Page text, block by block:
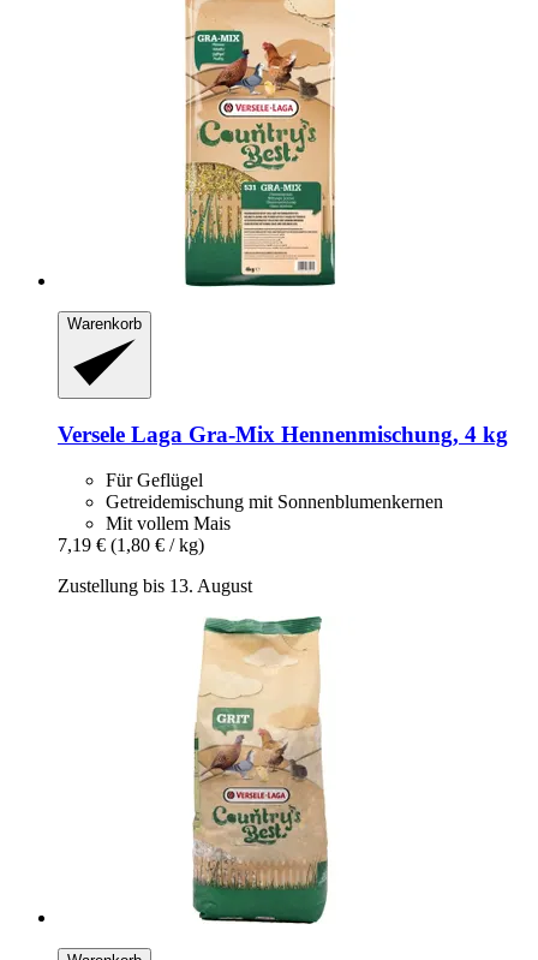
Warenkorb
Versele Laga Gra-​Mix Hennenmischung, 4 kg
Für Geflügel
Getreidemischung mit Sonnenblumenkernen
Mit vollem Mais
7,19 € (1,80 € / kg)
Zustellung bis 13. August